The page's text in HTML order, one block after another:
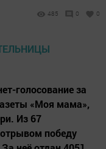
485 0 0
голосование за
«Моя мама»,
Из 67
победу